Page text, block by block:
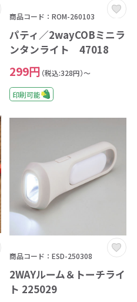
商品コード：ROM-260103
パティ／2wayCOBミニラ
ンタンライト 47018
299円 （税込:328円）～
印刷可能
商品コード：ESD-250308
2WAYルーム＆トーチライ
ト 225029